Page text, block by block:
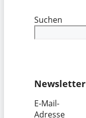
Suchen
Newsletter
E-Mail-
Adresse